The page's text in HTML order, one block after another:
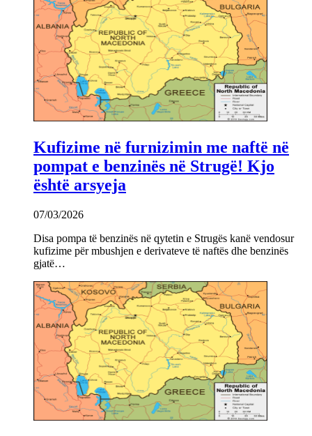
Kufizime në furnizimin me naftë në
pompat e benzinës në Strugë! Kjo
është arsyeja
07/03/2026
Disa pompa të benzinës në qytetin e Strugës kanë vendosur
kufizime për mbushjen e derivateve të naftës dhe benzinës
gjatë…